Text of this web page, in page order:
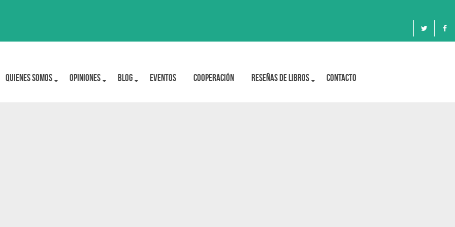
Quienes Somos OPINIONES BLOG Eventos Cooperación Reseñas de libros Contacto